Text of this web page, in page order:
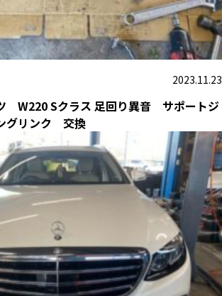
2023.11.23
W220 Sクラス 足回り異音 サポートジ
グリンク 交換